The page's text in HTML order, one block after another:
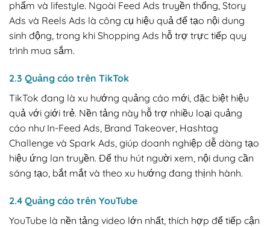
phẩm và lifestyle. Ngoài Feed Ads truyền thống, Story
Ads và Reels Ads là công cụ hiệu quả để tạo nội dung
sinh động, trong khi Shopping Ads hỗ trợ trực tiếp quy
trình mua sắm.
2.3 Quảng cáo trên TikTok
TikTok đang là xu hướng quảng cáo mới, đặc biệt hiệu
quả với giới trẻ. Nền tảng này hỗ trợ nhiều loại quảng
cáo như In-Feed Ads, Brand Takeover, Hashtag
Challenge và Spark Ads, giúp doanh nghiệp dễ dàng tạo
hiệu ứng lan truyền. Để thu hút người xem, nội dung cần
sáng tạo, bắt mắt và theo xu hướng đang thịnh hành.
2.4 Quảng cáo trên YouTube
YouTube là nền tảng video lớn nhất, thích hợp để tiếp cận